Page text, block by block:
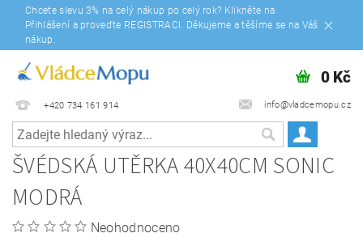
Chcete slevu 3% na celý nákup po celý rok? Klikněte na
Přihlášení a proveďte REGISTRACI. Děkujeme a těšíme se na Váš
nákup.
+420 734 161 914 info@vladcemopu.cz
0 Kč
ŠVÉDSKÁ UTĚRKA 40X40CM SONIC
MODRÁ
Neohodnoceno